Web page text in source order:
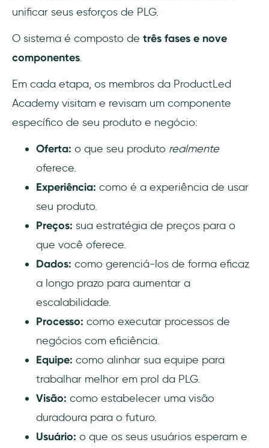
unificar seus esforços de PLG.
O sistema é composto de três fases e nove
componentes.
Em cada etapa, os membros da ProductLed
Academy visitam e revisam um componente
específico de seu produto e negócio:
Oferta: o que seu produto realmente
oferece.
Experiência: como é a experiência de usar
seu produto.
Preços: sua estratégia de preços para o
que você oferece.
Dados: como gerenciá-los de forma eficaz
a longo prazo para aumentar a
escalabilidade.
Processo: como executar processos de
negócios com eficiência.
Equipe: como alinhar sua equipe para
trabalhar melhor em prol da PLG.
Visão: como estabelecer uma visão
duradoura para o futuro.
Usuário: o que os seus usuários esperam e